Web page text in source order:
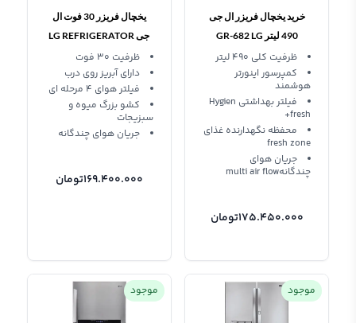
خرید یخچال فریزر ال جی
490 لیتر GR-682 LG
Refrigerator
ظرفیت کلی 490 لیتر
کمپرسور اینورتر
هوشمند
فیلتر بهداشتی Hygien
fresh+
محفظه نگهدارنده غذای
fresh zone
جریان هوای
چندگانهmulti air flow
175.450.000تومان
یخچال فریزر 30 فوت ال
جی LG REFRIGERATOR
GRB-832ظرفیت 30 فوت
دارای آبریز روی درب
فیلتر هوای 4 مرحله ای
کشو بزرگ میوه و
سبزیجات
جریان هوای چندگانه
169.400.000تومان
موجود موجود